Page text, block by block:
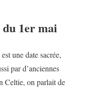
1er mai
une date sacrée,
par d’anciennes
Celtie, on parlait de